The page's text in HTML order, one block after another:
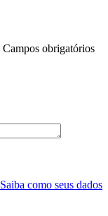
Campos obrigatórios
Saiba como seus dados